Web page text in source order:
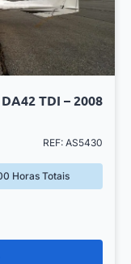
TDI – 2008
REF: AS5430
Horas Totais